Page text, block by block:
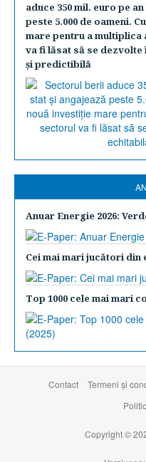
aduce 350 mil. euro pe
peste 5.000 de oameni.
mare pentru a multiplica
va fi lăsat să se
şi predictibilă
Anuar Energie 2026:
Cei mai mari jucători din
Top 1000 cele mai mari
Contact Termeni şi
Copyright ©